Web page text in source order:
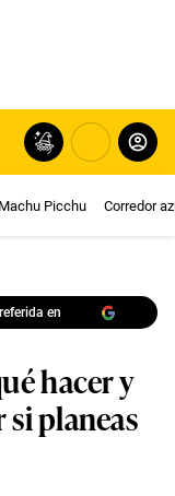
Machu Picchu Corredor
en
hacer y
planeas